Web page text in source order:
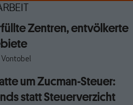
Zentren, entvölkerte
um Zucman-Steuer:
statt Steuerverzicht